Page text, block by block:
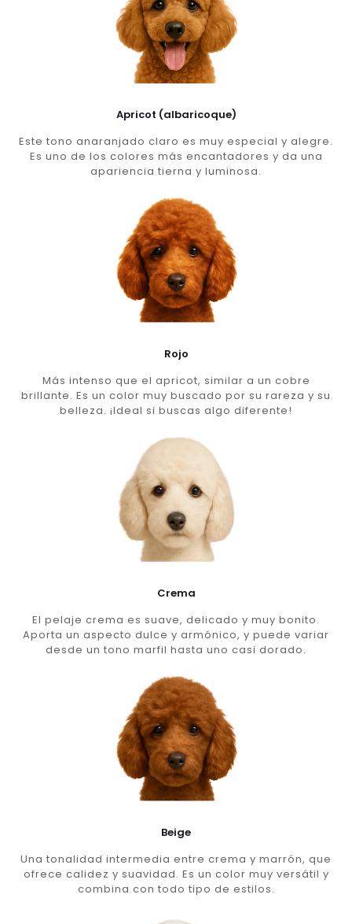
Apricot (albaricoque)
Este tono anaranjado claro es muy especial y alegre.
Es uno de los colores más encantadores y da una
apariencia tierna y luminosa.
Rojo
Más intenso que el apricot, similar a un cobre
brillante. Es un color muy buscado por su rareza y su
belleza. ¡Ideal si buscas algo diferente!
Crema
El pelaje crema es suave, delicado y muy bonito.
Aporta un aspecto dulce y armónico, y puede variar
desde un tono marfil hasta uno casi dorado.
Beige
Una tonalidad intermedia entre crema y marrón, que
ofrece calidez y suavidad. Es un color muy versátil y
combina con todo tipo de estilos.